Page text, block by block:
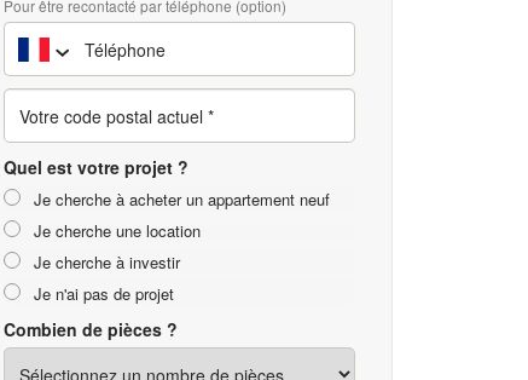
Pour être recontacté par téléphone (option)
Quel est votre projet ?
Je cherche à acheter un appartement neuf
Je cherche une location
Je cherche à investir
Je n'ai pas de projet
Combien de pièces ?